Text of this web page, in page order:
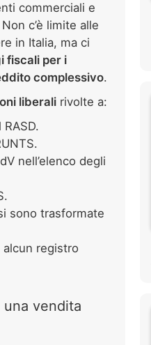
commerciali e
Non c’è limite alle
in Italia, ma ci
fiscali per i
complessivo.
liberali rivolte a:
nell’elenco degli
sono trasformate
registro
una vendita